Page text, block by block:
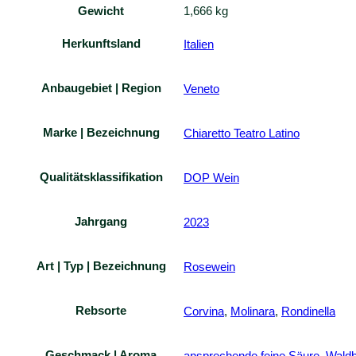
Gewicht 1,666 kg
Herkunftsland Italien
Anbaugebiet | Region Veneto
Marke | Bezeichnung Chiaretto Teatro Latino
Qualitätsklassifikation DOP Wein
Jahrgang 2023
Art | Typ | Bezeichnung Rosewein
Rebsorte Corvina, Molinara, Rondinella